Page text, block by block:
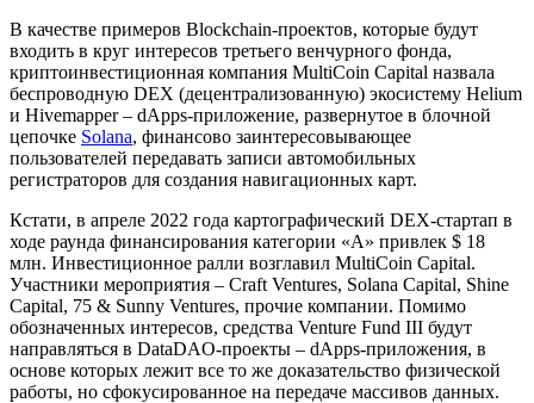
В качестве примеров Blockchain-проектов, которые будут
входить в круг интересов третьего венчурного фонда,
криптоинвестиционная компания MultiCoin Capital назвала
беспроводную DEX (децентрализованную) экосистему Helium
и Hivemapper – dApps-приложение, развернутое в блочной
цепочке Solana, финансово заинтересовывающее
пользователей передавать записи автомобильных
регистраторов для создания навигационных карт.
Кстати, в апреле 2022 года картографический DEX-стартап в
ходе раунда финансирования категории «A» привлек $ 18
млн. Инвестиционное ралли возглавил MultiCoin Capital.
Участники мероприятия – Craft Ventures, Solana Capital, Shine
Capital, 75 & Sunny Ventures, прочие компании. Помимо
обозначенных интересов, средства Venture Fund III будут
направляться в DataDAO-проекты – dApps-приложения, в
основе которых лежит все то же доказательство физической
работы, но сфокусированное на передаче массивов данных.